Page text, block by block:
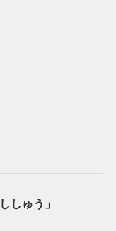
しゅう」